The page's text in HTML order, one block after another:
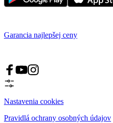
Garancia najlepšej ceny
Nastavenia cookies
Pravidlá ochrany osobných údajov